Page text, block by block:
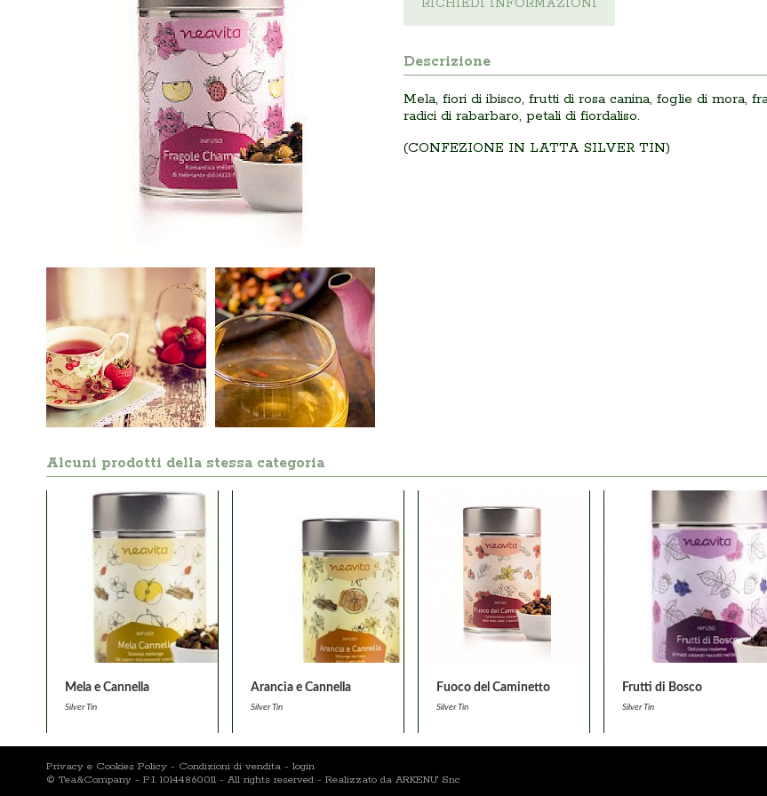
RICHIEDI INFORMAZIONI
Descrizione
Mela, fiori di ibisco, frutti di rosa canina, foglie di mora,
radici di rabarbaro, petali di fiordaliso.
(CONFEZIONE IN LATTA SILVER TIN)
Alcuni prodotti della stessa categoria
Mela e Cannella
Silver Tin
Arancia e Cannella
Silver Tin
Fuoco del Caminetto
Silver Tin
Frutti di Bosco
Silver Tin
Privacy e Cookies Policy - Condizioni di vendita - login
© Tea&Company - P.I. 10144860011 - All rights reserved - Realizzato da ARKENU' Snc